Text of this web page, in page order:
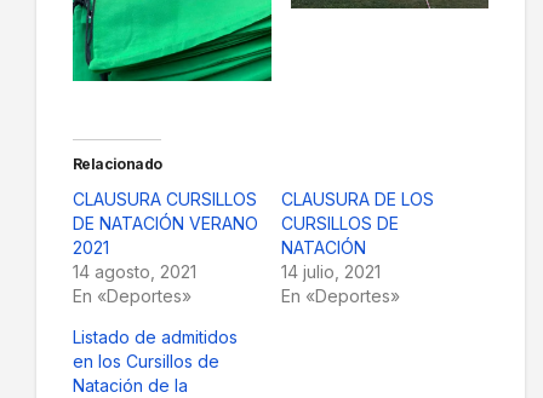
Relacionado
CLAUSURA CURSILLOS
DE NATACIÓN VERANO
2021
14 agosto, 2021
En «Deportes»
CLAUSURA DE LOS
CURSILLOS DE
NATACIÓN
14 julio, 2021
En «Deportes»
Listado de admitidos
en los Cursillos de
Natación de la